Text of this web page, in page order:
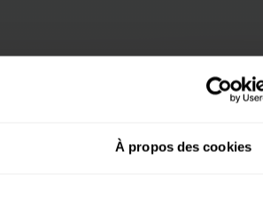
À propos des cookies